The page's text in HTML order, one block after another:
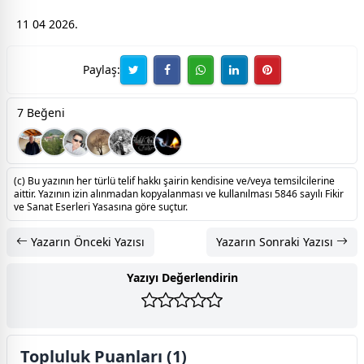
11 04 2026.
Paylaş:
7 Beğeni
(c) Bu yazının her türlü telif hakkı şairin kendisine ve/veya temsilcilerine
aittir. Yazının izin alınmadan kopyalanması ve kullanılması 5846 sayılı Fikir
ve Sanat Eserleri Yasasına göre suçtur.
Yazarın Önceki Yazısı Yazarın Sonraki Yazısı
Yazıyı Değerlendirin
Topluluk Puanları (1)